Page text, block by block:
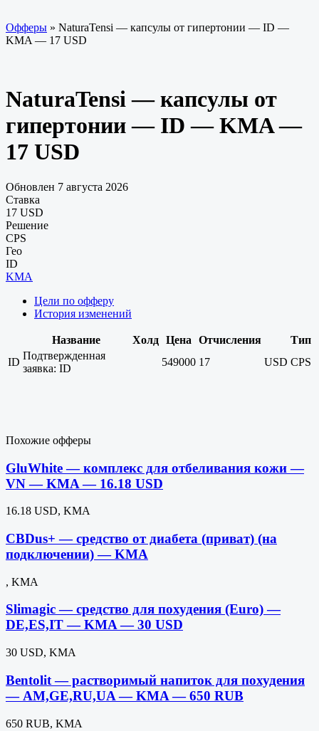
Офферы » NaturaTensi — капсулы от гипертонии — ID —
KMA — 17 USD
NaturaTensi — капсулы от
гипертонии — ID — KMA —
17 USD
Обновлен 7 августа 2026
Ставка
17 USD
Решение
CPS
Гео
ID
KMA
Цели по офферу
История изменений
Название Холд Цена Отчисления
Тип
ID
Подтвержденная
заявка: ID
549000 17 USD CPS
Похожие офферы
GluWhite — комплекс для отбеливания кожи —
VN — KMA — 16.18 USD
16.18 USD, KMA
CBDus+ — средство от диабета (приват) (на
подключении) — KMA
, KMA
Slimagic — средство для похудения (Euro) —
DE,ES,IT — KMA — 30 USD
30 USD, KMA
Bentolit — растворимый напиток для похудения
— AM,GE,RU,UA — KMA — 650 RUB
650 RUB, KMA